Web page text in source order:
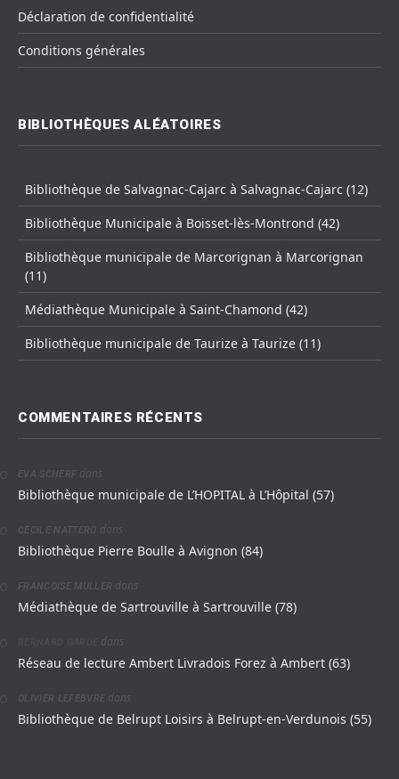
Déclaration de confidentialité
Conditions générales
BIBLIOTHÈQUES ALÉATOIRES
Bibliothèque de Salvagnac-Cajarc à Salvagnac-Cajarc (12)
Bibliothèque Municipale à Boisset-lès-Montrond (42)
Bibliothèque municipale de Marcorignan à Marcorignan
(11)
Médiathèque Municipale à Saint-Chamond (42)
Bibliothèque municipale de Taurize à Taurize (11)
COMMENTAIRES RÉCENTS
EVA SCHERF dans
Bibliothèque municipale de L’HOPITAL à L’Hôpital (57)
CÉCILE NATTERO dans
Bibliothèque Pierre Boulle à Avignon (84)
FRANCOISE MULLER dans
Médiathèque de Sartrouville à Sartrouville (78)
dans
Réseau de lecture Ambert Livradois Forez à Ambert (63)
OLIVIER LEFEBVRE dans
Bibliothèque de Belrupt Loisirs à Belrupt-en-Verdunois (55)